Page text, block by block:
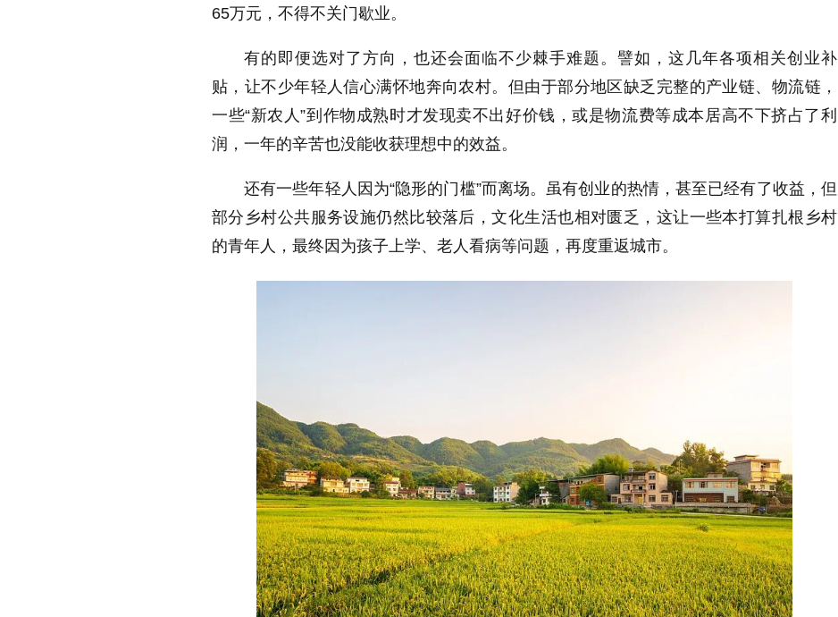
65万元，不得不关门歇业。
有的即便选对了方向，也还会面临不少棘手难题。譬如，这几年各项相关创业补
贴，让不少年轻人信心满怀地奔向农村。但由于部分地区缺乏完整的产业链、物流链，
一些“新农人”到作物成熟时才发现卖不出好价钱，或是物流费等成本居高不下挤占了利
润，一年的辛苦也没能收获理想中的效益。
还有一些年轻人因为“隐形的门槛”而离场。虽有创业的热情，甚至已经有了收益，但
部分乡村公共服务设施仍然比较落后，文化生活也相对匮乏，这让一些本打算扎根乡村
的青年人，最终因为孩子上学、老人看病等问题，再度重返城市。